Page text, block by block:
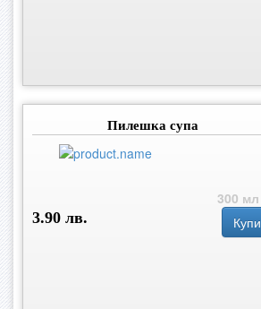
Пилешка супа
300 мл
3.90 лв.
Купи